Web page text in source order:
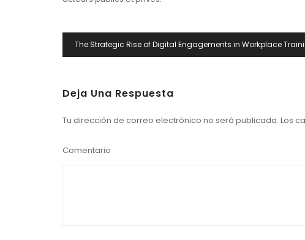
Navegación
De
The Strategic Rise of Digital Engagements in Workplace
Deja Una Respuesta
Tu dirección de correo electrónico no será publicada. Los
Comentario